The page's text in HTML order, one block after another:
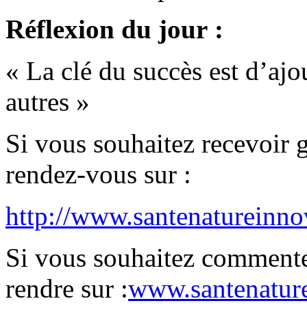
Réflexion du jour :
« La clé du succès est
autres »
Si vous souhaitez recevoir
rendez-vous sur :
http://
Si vous souhaitez
rendre sur :